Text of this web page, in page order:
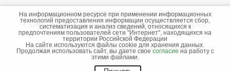
©2013-2026 ООО «Краснодарэлектро»
Сайт носит информационный характер и не является
публичной офертой.
Стоимость товаров и их наличие не гарантируются.
На информационном ресурсе при применении информационных
технологий предоставления информации осуществляется сбор,
систематизация и анализ сведений, относящихся к
предпочтениям пользователей сети "Интернет", находящихся на
территории Российской Федерации
На сайте используются файлы cookie для хранения данных.
Продолжая использовать сайт, вы даете свое согласие на работу с
этими файлами.